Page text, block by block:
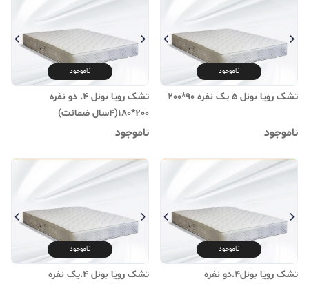
ناموجود
تشک رویا بونل 5 یک نفره 90*200
ناموجود
ناموجود
تشک رویا بونل 4. دو نفره
200*180(۴سال ضمانت)
ناموجود
ناموجود
تشک رویا بونل4.دو نفره
ناموجود
تشک رویا بونل 4.یک نفره